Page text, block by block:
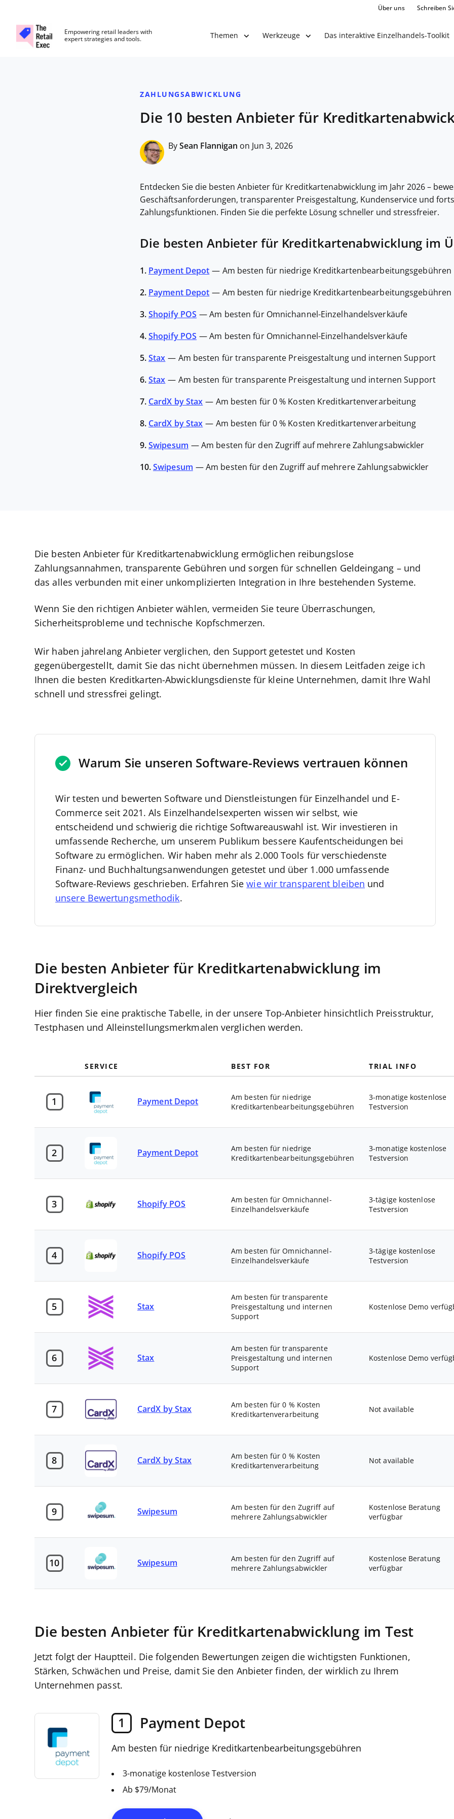
Über uns Schreiben
Empowering retail leaders with
expert strategies and tools.
Themen Werkzeuge Das interaktive Einzelhandels-Toolkit
ZAHLUNGSABWICKLUNG
Die 10 besten Anbieter für
By Sean Flannigan on Jun 3, 2026
Entdecken Sie die besten Anbieter für Kreditkartenabwicklung im Jahr 2026 –
Geschäftsanforderungen, transparenter Preisgestaltung, Kundenservice und
Zahlungsfunktionen. Finden Sie die perfekte Lösung schneller und stressfreier.
Die besten Anbieter für Kreditkartenabwicklung im
1. Payment Depot — Am besten für niedrige Kreditkartenbearbeitungsgebühren
2. Payment Depot — Am besten für niedrige Kreditkartenbearbeitungsgebühren
3. Shopify POS —Am besten für Omnichannel-Einzelhandelsverkäufe
4. Shopify POS —Am besten für Omnichannel-Einzelhandelsverkäufe
5. Stax — Am besten für transparente Preisgestaltung und internen Support
6. Stax — Am besten für transparente Preisgestaltung und internen Support
7. CardX by Stax — Am besten für 0 % Kosten Kreditkartenverarbeitung
8. CardX by Stax — Am besten für 0 % Kosten Kreditkartenverarbeitung
9. Swipesum —Am besten für den Zugriff auf mehrere Zahlungsabwickler
10. Swipesum —Am besten für den Zugriff auf mehrere Zahlungsabwickler
Die besten Anbieter für Kreditkartenabwicklung ermöglichen reibungslose
Zahlungsannahmen, transparente Gebühren und sorgen für schnellen Geldeingang – und
das alles verbunden mit einer unkomplizierten Integration in Ihre bestehenden Systeme.
Wenn Sie den richtigen Anbieter wählen, vermeiden Sie teure Überraschungen,
Sicherheitsprobleme und technische Kopfschmerzen.
Wir haben jahrelang Anbieter verglichen, den Support getestet und Kosten
gegenübergestellt, damit Sie das nicht übernehmen müssen. In diesem Leitfaden zeige ich
Ihnen die besten Kreditkarten-Abwicklungsdienste für kleine Unternehmen, damit Ihre Wahl
schnell und stressfrei gelingt.
Warum Sie unseren Software-Reviews vertrauen können
Wir testen und bewerten Software und Dienstleistungen für Einzelhandel und E-
Commerce seit 2021. Als Einzelhandelsexperten wissen wir selbst, wie
entscheidend und schwierig die richtige Softwareauswahl ist. Wir investieren in
umfassende Recherche, um unserem Publikum bessere Kaufentscheidungen bei
Software zu ermöglichen. Wir haben mehr als 2.000 Tools für verschiedenste
Finanz- und Buchhaltungsanwendungen getestet und über 1.000 umfassende
Software-Reviews geschrieben. Erfahren Siewie wir transparent bleiben und
unsere Bewertungsmethodik.
Die besten Anbieter für Kreditkartenabwicklung im
Direktvergleich
Hier finden Sie eine praktische Tabelle, in der unsere Top-Anbieter hinsichtlich Preisstruktur,
Testphasen und Alleinstellungsmerkmalen verglichen werden.
SERVICE BEST FOR TRIAL INFO
1 Payment Depot
Am besten für niedrige
Kreditkartenbearbeitungsgebühren
3-monatige kostenlose
Testversion
2 Payment Depot
Am besten für niedrige
Kreditkartenbearbeitungsgebühren
3-monatige kostenlose
Testversion
3 Shopify POS
Am besten für Omnichannel-
Einzelhandelsverkäufe
3-tägige kostenlose
Testversion
4 Shopify POS
Am besten für Omnichannel-
Einzelhandelsverkäufe
3-tägige kostenlose
Testversion
5 Stax
Am besten für transparente
Preisgestaltung und internen
Support
Kostenlose Demo
6 Stax
Am besten für transparente
Preisgestaltung und internen
Support
Kostenlose Demo
7 CardX by Stax
Am besten für 0 % Kosten
Kreditkartenverarbeitung
Not available
8 CardX by Stax
Am besten für 0 % Kosten
Kreditkartenverarbeitung
Not available
9 Swipesum
Am besten für den Zugriff auf
mehrere Zahlungsabwickler
Kostenlose Beratung
verfügbar
10 Swipesum
Am besten für den Zugriff auf
mehrere Zahlungsabwickler
Kostenlose Beratung
verfügbar
Die besten Anbieter für Kreditkartenabwicklung im Test
Jetzt folgt der Hauptteil. Die folgenden Bewertungen zeigen die wichtigsten Funktionen,
Stärken, Schwächen und Preise, damit Sie den Anbieter finden, der wirklich zu Ihrem
Unternehmen passt.
1 Payment Depot
Am besten für niedrige Kreditkartenbearbeitungsgebühren
3-monatige kostenlose Testversion
Ab $79/Monat